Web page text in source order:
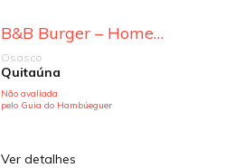
B&B Burger – Homemade Burgers
Osasco
Quitaúna
Não avaliada
pelo Guia do Hambúeguer
Ver detalhes